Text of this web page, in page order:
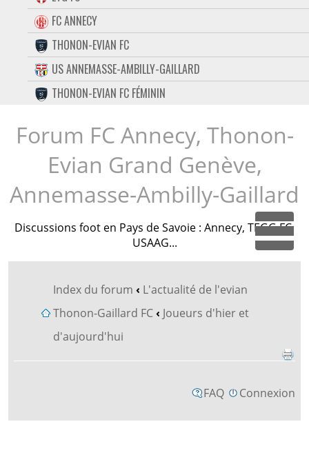
FORUM
CONTACT
FACEBOOK
TWITTER
INSTAGRAM
FC ANNECY
THONON-EVIAN FC
US ANNEMASSE-AMBILLY-GAILLARD
THONON-EVIAN FC FÉMININ
Forum FC Annecy, Thonon-
Evian Grand Genève,
Annemasse-Ambilly-Gaillard
Discussions foot en Pays de Savoie : Annecy, TEGG FC,
USAAG...
Index du forum ‹ L'actualité de l'evian
Thonon-Gaillard FC‹ Joueurs d'hier et
d'aujourd'hui
FAQ Connexion